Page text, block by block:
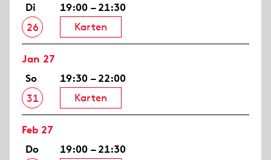
Di
26
19:00 – 21:30
Karten
Jan 27
So
31
19:30 – 22:00
Karten
Feb 27
Do
19:00 – 21:30